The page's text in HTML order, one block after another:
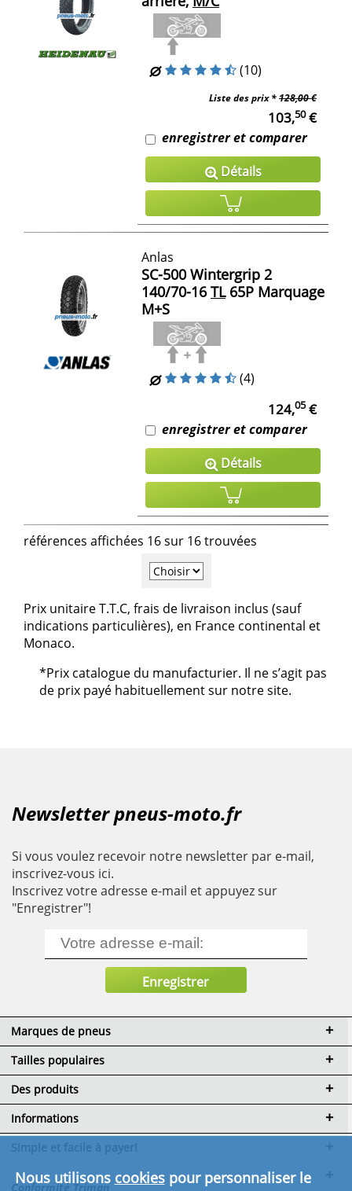
(10)
Liste des prix *128,00 €
103,50€
enregistrer et comparer
Détails
Anlas
SC-500 Wintergrip 2
140/70-16 TL65P Marquage
M+S
(4)
124,05€
enregistrer et comparer
Détails
références affichées 16 sur 16 trouvées
Prix unitaire T.T.C, frais de livraison inclus (sauf
indications particulières), en France continental et
Monaco.
*Prix catalogue du manufacturier. Il ne s’agit pas
de prix payé habituellement sur notre site.
Newsletter pneus-moto.fr
Si vous voulez recevoir notre newsletter par e-mail,
inscrivez-vous ici.
Inscrivez votre adresse e-mail et appuyez sur
"Enregistrer"!
Marques de pneus
Tailles populaires
Des produits
Informations
et de livraison
Conformité Triman
Nous utilisons cookiespour personnaliser le